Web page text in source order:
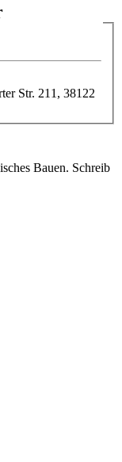
Str. 211, 38122
Bauen. Schreib